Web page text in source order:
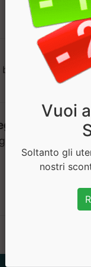
bisogno di aiuto?
Vuoi
Soltanto gli
nostri